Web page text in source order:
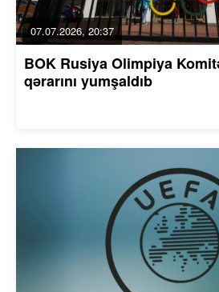
07.07.2026, 20:37
BOK Rusiya Olimpiya
qərarını yumşaldıb